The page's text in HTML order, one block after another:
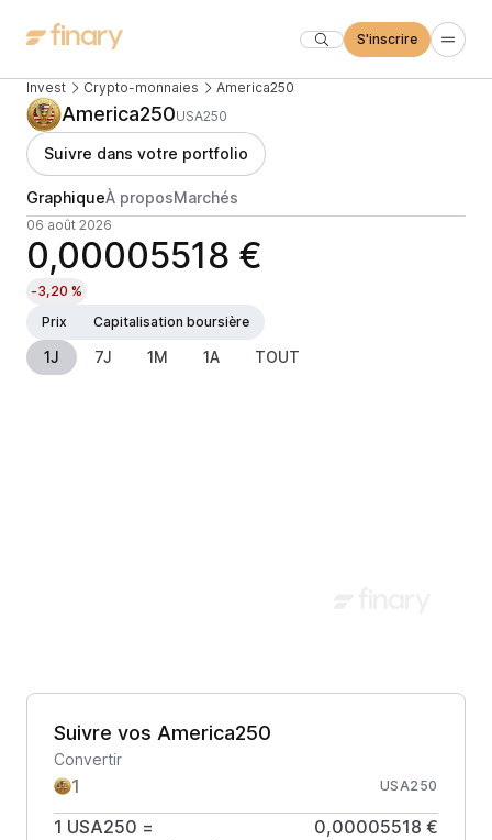
S'inscrire
Invest Crypto-monnaies America250
America250USA250
Suivre dans votre portfolio
GraphiqueÀ proposMarchés
06 août 2026
0,00005518 €
-3,20 %
Prix
Capitalisation boursière
1J 7J 1M 1A TOUT
Suivre vos America250
Convertir
USA250
1 USA250 = 0,00005518 €